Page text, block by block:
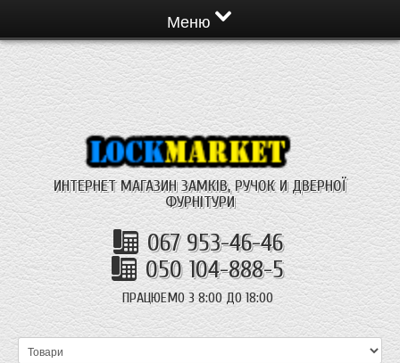
Меню
ИНТЕРНЕТ МАГАЗИН ЗАМКІВ, РУЧОК И ДВЕРНОЇ
ФУРНІТУРИ
067 953-46-46
050 104-888-5
ПРАЦЮЕМО З 8:00 ДО 18:00